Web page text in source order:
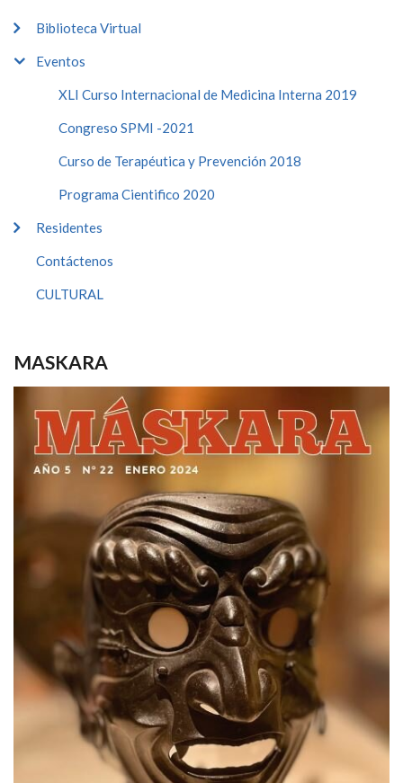
Biblioteca Virtual
Eventos
XLI Curso Internacional de Medicina Interna 2019
Congreso SPMI -2021
Curso de Terapéutica y Prevención 2018
Programa Cientifico 2020
Residentes
Contáctenos
CULTURAL
MASKARA